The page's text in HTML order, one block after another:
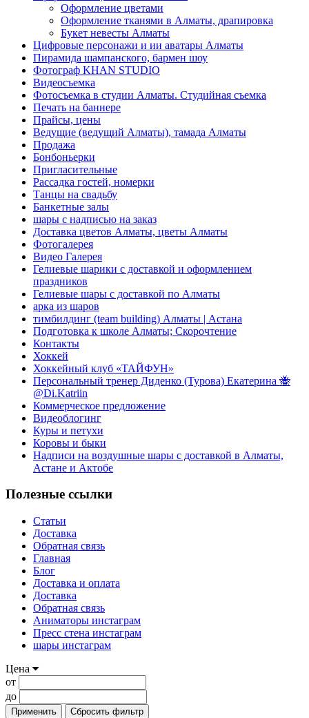
Оформление цветами
Оформление тканями в Алматы, драпировка
Букет невесты Алматы
Цифровые персонажи и ии аватары Алматы
Пирамида шампанского, бармен шоу
Фотограф KHAN STUDIO
Видеосъемка
Фотосъемка в студии Алматы. Студийная съемка
Печать на баннере
Прайсы, цены
Ведущие (ведущий Алматы), тамада Алматы
Продажа
Бонбоньерки
Пригласительные
Рассадка гостей, номерки
Танцы на свадьбу
Банкетные залы
шары с надписью на заказ
Доставка цветов Алматы, цветы Алматы
Фотогалерея
Видео Галерея
Гелиевые шарики с доставкой и оформлением
праздников
Гелиевые шары с доставкой по Алматы
арка из шаров
тимбилдинг (team building) Алматы | Астана
Подготовка к школе Алматы; Скорочтение
Контакты
Хоккей
Хоккейный клуб «ТАЙФУН»
Персональный тренер Диденко (Турова) Екатерина 🐝
@Di.Katriin
Коммерческое предложение
Видеоблогинг
Куры и петухи
Коровы и быки
Надписи на воздушные шары с доставкой в Алматы,
Астане и Актобе
Полезные ссылки
Статьи
Доставка
Обратная связь
Главная
Блог
Доставка и оплата
Доставка
Обратная связь
Аниматоры инстаграм
Пресс стена инстаграм
шары инстаграм
Цена
от
до
Применить Сбросить фильтр